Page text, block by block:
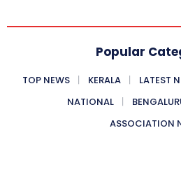
Popular
TOP NEWS KERALA LATEST
NATIONAL
ASSOCIATION